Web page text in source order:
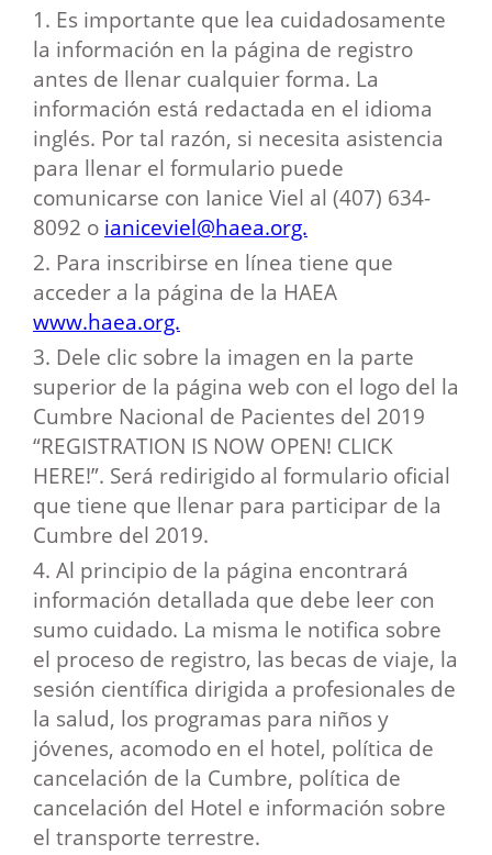
1. Es importante que lea cuidadosamente
la información en la página de registro
antes de llenar cualquier forma. La
información está redactada en el idioma
inglés. Por tal razón, si necesita asistencia
para llenar el formulario puede
comunicarse con Ianice Viel al (407) 634-
8092 o ianiceviel@haea.org.
2. Para inscribirse en línea tiene que
acceder a la página de la HAEA
www.haea.org.
3. Dele clic sobre la imagen en la parte
superior de la página web con el logo del la
Cumbre Nacional de Pacientes del 2019
“REGISTRATION IS NOW OPEN! CLICK
HERE!”. Será redirigido al formulario oficial
que tiene que llenar para participar de la
Cumbre del 2019.
4. Al principio de la página encontrará
información detallada que debe leer con
sumo cuidado. La misma le notifica sobre
el proceso de registro, las becas de viaje, la
sesión científica dirigida a profesionales de
la salud, los programas para niños y
jóvenes, acomodo en el hotel, política de
cancelación de la Cumbre, política de
cancelación del Hotel e información sobre
el transporte terrestre.